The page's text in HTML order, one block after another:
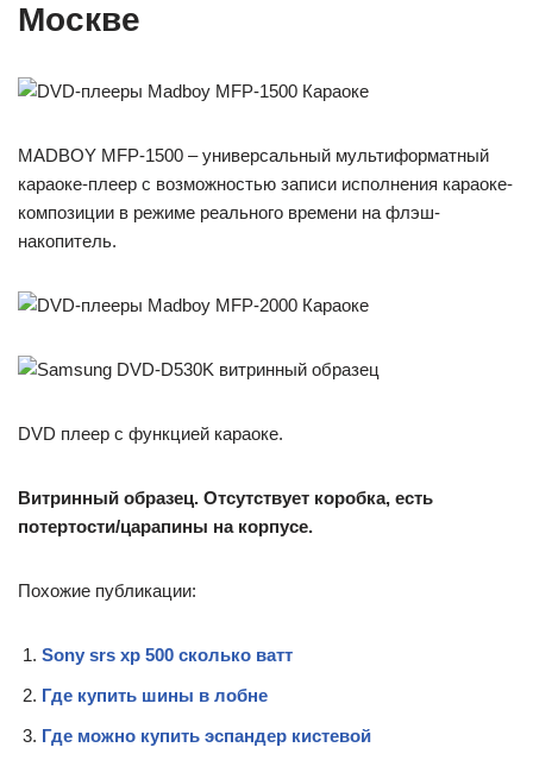
Москве
MADBOY MFP-1500 – универсальный мультиформатный
караоке-плеер с возможностью записи исполнения караоке-
композиции в режиме реального времени на флэш-
накопитель.
DVD плеер с функцией караоке.
Витринный образец. Отсутствует коробка, есть
потертости/царапины на корпусе.
Похожие публикации:
Sony srs xp 500 сколько ватт
Где купить шины в лобне
Где можно купить эспандер кистевой